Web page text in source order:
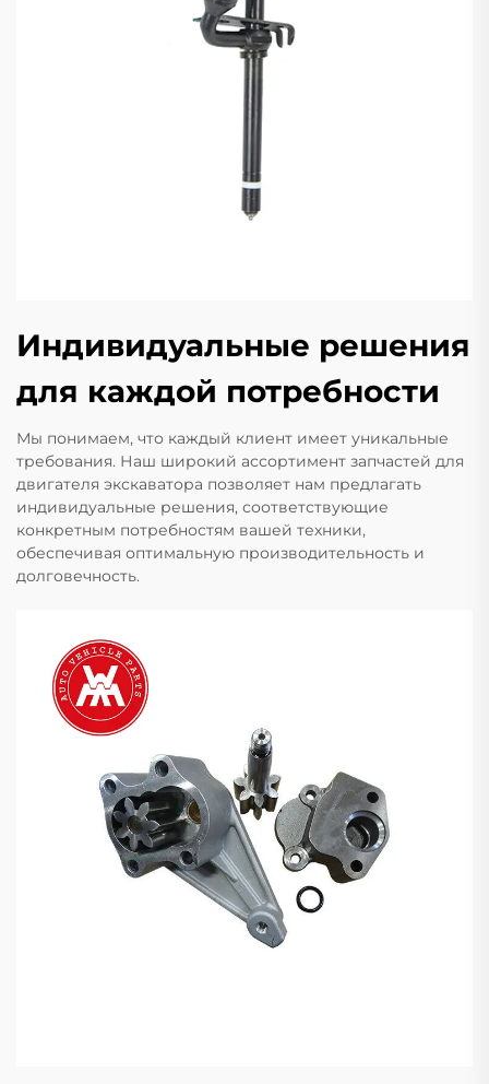
Индивидуальные решения
для каждой потребности
Мы понимаем, что каждый клиент имеет уникальные
требования. Наш широкий ассортимент запчастей для
двигателя экскаватора позволяет нам предлагать
индивидуальные решения, соответствующие
конкретным потребностям вашей техники,
обеспечивая оптимальную производительность и
долговечность.